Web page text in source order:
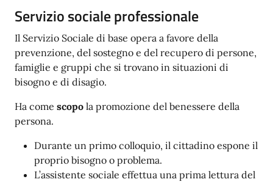
Servizio sociale professionale
Il Servizio Sociale di base opera a favore della
prevenzione, del sostegno e del recupero di persone,
famiglie e gruppi che si trovano in situazioni di
bisogno e di disagio.
Ha come scopo la promozione del benessere della
persona.
Durante un primo colloquio, il cittadino espone il
proprio bisogno o problema.
L’assistente sociale effettua una prima lettura del